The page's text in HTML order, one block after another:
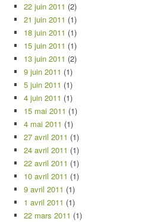
22 juin 2011 (2)
21 juin 2011 (1)
18 juin 2011 (1)
15 juin 2011 (1)
13 juin 2011 (2)
9 juin 2011 (1)
5 juin 2011 (1)
4 juin 2011 (1)
15 mai 2011 (1)
4 mai 2011 (1)
27 avril 2011 (1)
24 avril 2011 (1)
22 avril 2011 (1)
10 avril 2011 (1)
9 avril 2011 (1)
1 avril 2011 (1)
22 mars 2011 (1)